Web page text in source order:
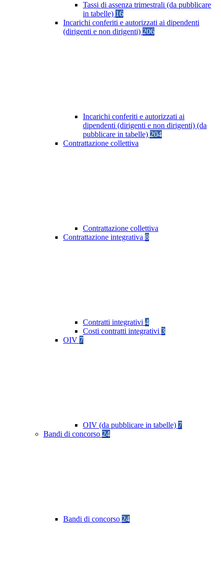
Tassi di assenza trimestrali (da pubblicare
in tabelle) 16
Incarichi conferiti e autorizzati ai dipendenti
(dirigenti e non dirigenti) 206
Incarichi conferiti e autorizzati ai
dipendenti (dirigenti e non dirigenti) (da
pubblicare in tabelle) 204
Contrattazione collettiva
Contrattazione collettiva
Contrattazione integrativa 8
Contratti integrativi 4
Costi contratti integrativi 3
OIV 7
OIV (da pubblicare in tabelle) 7
Bandi di concorso 24
Bandi di concorso 24